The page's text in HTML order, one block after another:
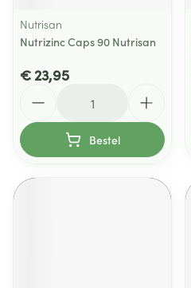
Nutrisan
Nutrizinc Caps 90 Nutrisan
€ 23,95
Bestel